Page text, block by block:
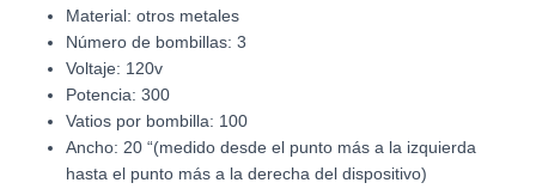
Material: otros metales
Número de bombillas: 3
Voltaje: 120v
Potencia: 300
Vatios por bombilla: 100
Ancho: 20 “(medido desde el punto más a la izquierda
hasta el punto más a la derecha del dispositivo)